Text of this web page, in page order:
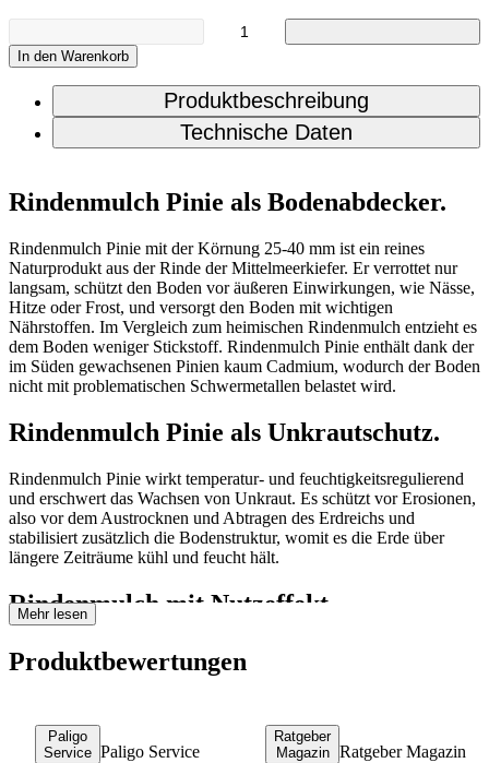
In den Warenkorb
Produktbeschreibung
Technische Daten
Rindenmulch Pinie als Bodenabdecker.
Rindenmulch Pinie mit der Körnung 25-40 mm ist ein reines
Naturprodukt aus der Rinde der Mittelmeerkiefer. Er verrottet nur
langsam, schützt den Boden vor äußeren Einwirkungen, wie Nässe,
Hitze oder Frost, und versorgt den Boden mit wichtigen
Nährstoffen. Im Vergleich zum heimischen Rindenmulch entzieht es
dem Boden weniger Stickstoff. Rindenmulch Pinie enthält dank der
im Süden gewachsenen Pinien kaum Cadmium, wodurch der Boden
nicht mit problematischen Schwermetallen belastet wird.
Rindenmulch Pinie als Unkrautschutz.
Rindenmulch Pinie wirkt temperatur- und feuchtigkeitsregulierend
und erschwert das Wachsen von Unkraut. Es schützt vor Erosionen,
also vor dem Austrocknen und Abtragen des Erdreichs und
stabilisiert zusätzlich die Bodenstruktur, womit es die Erde über
längere Zeiträume kühl und feucht hält.
Rindenmulch mit Nutzeffekt.
Nackte Böden kommen in der Natur nicht vor. Im Wald
beispielsweise ist der Untergrund durch Moose, Laub und
Laufen halten. Mit Rindenmulch Pinie geben Sie Ihrem
Gartenboden einen effektiven Schutz der Bodenstruktur.
Mehr lesen
Produktbewertungen
Paligo
Service Paligo Service
Ratgeber
Magazin
Ratgeber Magazin